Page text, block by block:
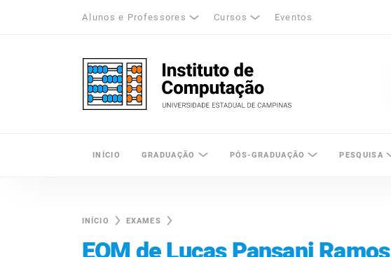
Alunos e Professores Cursos Eventos
Unicamp - Universidade Estadual de Campinas
INÍCIO GRADUAÇÃO PÓS-GRADUAÇÃO PESQUISA
INÍCIO EXAMES